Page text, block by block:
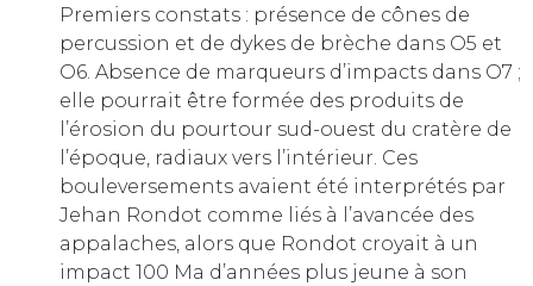
Premiers constats : présence de cônes de
percussion et de dykes de brèche dans O5 et
O6. Absence de marqueurs d’impacts dans O7 ;
elle pourrait être formée des produits de
l’érosion du pourtour sud-ouest du cratère de
l’époque, radiaux vers l’intérieur. Ces
bouleversements avaient été interprétés par
Jehan Rondot comme liés à l’avancée des
appalaches, alors que Rondot croyait à un
impact 100 Ma d’années plus jeune à son